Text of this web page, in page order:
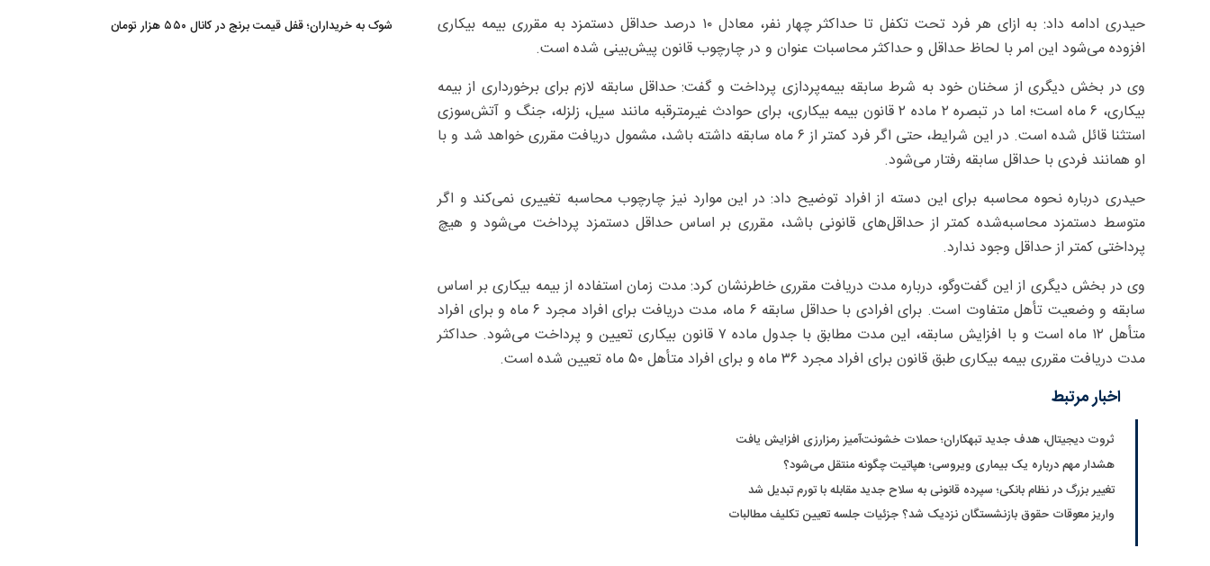
حیدری ادامه داد: به ازای هر فرد تحت تکفل تا حداکثر چهار نفر، معادل ۱۰ درصد حداقل دستمزد به مقرری بیمه بیکاری
افزوده می‌شود این امر با لحاظ حداقل و حداکثر محاسبات عنوان و در چارچوب قانون پیش‌بینی شده است.
وی در بخش دیگری از سخنان خود به شرط سابقه بیمه‌پردازی پرداخت و گفت: حداقل سابقه لازم برای برخورداری از بیمه
بیکاری، ۶ ماه است؛ اما در تبصره ۲ ماده ۲ قانون بیمه بیکاری، برای حوادث غیرمترقبه مانند سیل، زلزله، جنگ و آتش‌سوزی
استثنا قائل شده است. در این شرایط، حتی اگر فرد کمتر از ۶ ماه سابقه داشته باشد، مشمول دریافت مقرری خواهد شد و با
او همانند فردی با حداقل سابقه رفتار می‌شود.
حیدری درباره نحوه محاسبه برای این دسته از افراد توضیح داد: در این موارد نیز چارچوب محاسبه تغییری نمی‌کند و اگر
متوسط دستمزد محاسبه‌شده کمتر از حداقل‌های قانونی باشد، مقرری بر اساس حداقل دستمزد پرداخت می‌شود و هیچ
پرداختی کمتر از حداقل وجود ندارد.
وی در بخش دیگری از این گفت‌و‌گو، درباره مدت دریافت مقرری خاطرنشان کرد: مدت زمان استفاده از بیمه بیکاری بر اساس
سابقه و وضعیت تأهل متفاوت است. برای افرادی با حداقل سابقه ۶ ماه، مدت دریافت برای افراد مجرد ۶ ماه و برای افراد
متأهل ۱۲ ماه است و با افزایش سابقه، این مدت مطابق با جدول ماده ۷ قانون بیکاری تعیین و پرداخت می‌شود. حداکثر
مدت دریافت مقرری بیمه بیکاری طبق قانون برای افراد مجرد ۳۶ ماه و برای افراد متأهل ۵۰ ماه تعیین شده است.
اخبار مرتبط
ثروت دیجیتال، هدف جدید تبهکاران؛ حملات خشونت‌آمیز رمزارزی افزایش یافت
هشدار مهم درباره یک بیماری ویروسی؛ هپاتیت چگونه منتقل می‌شود؟
تغییر بزرگ در نظام بانکی؛ سپرده قانونی به سلاح جدید مقابله با تورم تبدیل شد
واریز معوقات حقوق بازنشستگان نزدیک شد؟ جزئیات جلسه تعیین تکلیف مطالبات
شوک به خریداران؛ قفل قیمت برنج در کانال ۵۵۰ هزار تومان